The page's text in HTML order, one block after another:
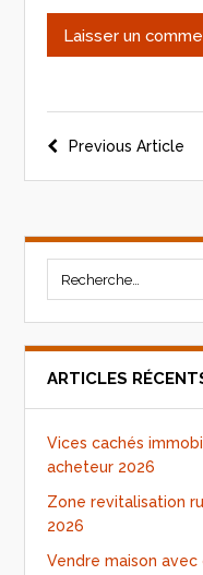
Previous Article
ARTICLES
Vices cachés
acheteur 2026
Zone revitalisation
2026
Vendre maison